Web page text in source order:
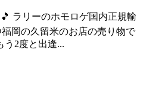
ラリーのホモロゲ国内正規輸
岡の久留米のお店の売り物で
う2度と出逢...